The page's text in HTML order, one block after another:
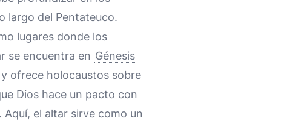
largo del Pentateuco.
lugares donde los
se encuentra en Génesis
ofrece holocaustos sobre
Dios hace un pacto con
el altar sirve como un